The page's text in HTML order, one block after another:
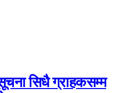
सिधै ग्राहकसम्म